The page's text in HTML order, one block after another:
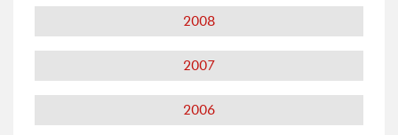
2008
2007
2006